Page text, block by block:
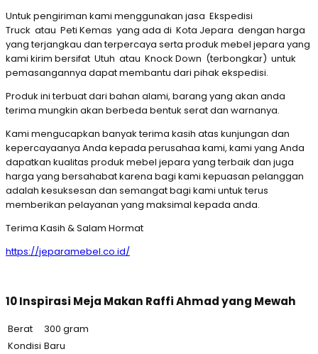
Untuk pengiriman kami menggunakan jasa Ekspedisi
Truck atau Peti Kemas yang ada di Kota Jepara dengan harga
yang terjangkau dan terpercaya serta produk mebel jepara yang
kami kirim bersifat Utuh atau Knock Down (terbongkar) untuk
pemasangannya dapat membantu dari pihak ekspedisi.
Produk ini terbuat dari bahan alami, barang yang akan anda
terima mungkin akan berbeda bentuk serat dan warnanya.
Kami mengucapkan banyak terima kasih atas kunjungan dan
kepercayaanya Anda kepada perusahaa kami, kami yang Anda
dapatkan kualitas produk mebel jepara yang terbaik dan juga
harga yang bersahabat karena bagi kami kepuasan pelanggan
adalah kesuksesan dan semangat bagi kami untuk terus
memberikan pelayanan yang maksimal kepada anda.
Terima Kasih & Salam Hormat
https://jeparamebel.co.id/
10 Inspirasi Meja Makan Raffi Ahmad yang Mewah
Berat
300 gram
Kondisi Baru